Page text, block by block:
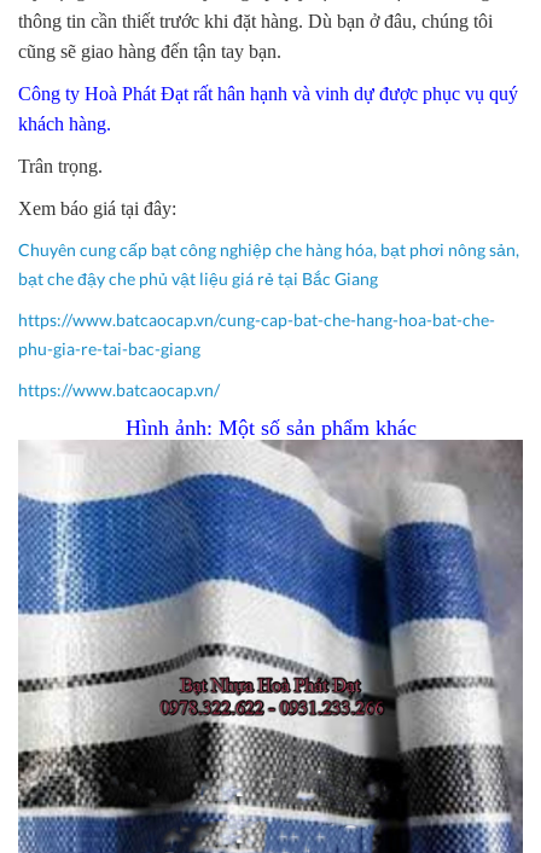
thông tin cần thiết trước khi đặt hàng. Dù bạn ở đâu, chúng tôi
cũng sẽ giao hàng đến tận tay bạn.
Công ty Hoà Phát Đạt rất hân hạnh và vinh dự được phục vụ quý
khách hàng.
Trân trọng.
Xem báo giá tại đây:
Chuyên cung cấp bạt công nghiệp che hàng hóa, bạt phơi nông sản,
bạt che đậy che phủ vật liệu giá rẻ tại Bắc Giang
https://www.batcaocap.vn/cung-cap-bat-che-hang-hoa-bat-che-
phu-gia-re-tai-bac-giang
https://www.batcaocap.vn/
Hình ảnh: Một số sản phẩm khác